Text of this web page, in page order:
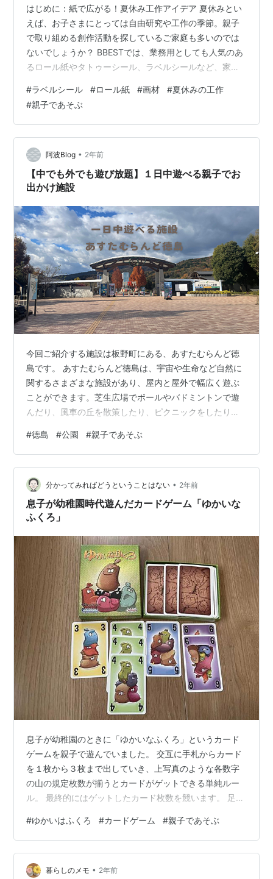
はじめに：紙で広がる！夏休み工作アイデア 夏休みとい
えば、お子さまにとっては自由研究や工作の季節。親子
で取り組める創作活動を探しているご家庭も多いのでは
ないでしょうか？ BBESTでは、業務用としても人気のあ
るロール紙やタトゥーシール、ラベルシールなど、家庭
製品、ちょっとした工夫でお子さまの創造力を刺激する
夏の工作素材として大活躍するんです。 この記事では、
夏休みの工作にぴったりなBBEST製品を3つご紹介しなが
ら、その具体的な活用アイデアをわかりやすくご提案し
ます。「自由研究どうしよう？」「子どもと一緒に何か
作りたい」——そんな方にぴったりの…
#ラベルシール #ロール紙 #画材 #夏休みの工作
#親子であそぶ
阿波Blog • 2年前
【中でも外でも遊び放題】１日中遊べる親子でお
出かけ施設
今回ご紹介する施設は板野町にある、あすたむらんど徳
島です。 あすたむらんど徳島は、宇宙や生命など自然に
関するさまざまな施設があり、屋内と屋外で幅広く遊ぶ
ことができます。芝生広場でボールやバドミントンで遊
んだり、風車の丘を散策したり、ピクニックをしたりす
徳島県板野郡板野町那東字キビガ谷45-22 営業時間：9時
30分〜17時（一部16時閉館） 定休日：毎週水曜日
TEL：088-672-7111 駐車場 約1300台 自動販売機台 複
数台あり 車で10分程度でスーパー、コンビニあり
asutamuland.jp おすすめポイント3選 見て、体…
#徳島 #公園 #親子であそぶ
分かってみればどうということはない • 2年前
息子が幼稚園時代遊んだカードゲーム「ゆかいな
ふくろ」
息子が幼稚園のときに「ゆかいなふくろ」というカード
ゲームを親子で遊んでいました。 交互に手札からカード
を１枚から３枚まで出していき、上写真のような各数字
の山の規定枚数が揃うとカードがゲットできる単純ルー
ル。 最終的にはゲットしたカード枚数を競います。 足し
で遊んでいましたが、５人までプレイできて、ルールも
簡単で初めての人も簡単に参加できるので甥姪が遊びに
きたときにも登場してもらっていました。 何も考えずに
手札を出してしまうと相手がそれに付け加えて、ゲット
#ゆかいはふくろ #カードゲーム #親子であそぶ
暮らしのメモ • 2年前